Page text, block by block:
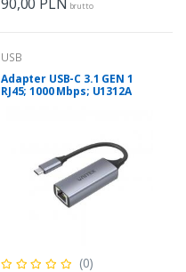
brutto
USB
Adapter USB-C 3.1 GEN 1
RJ45; 1000 Mbps; U1312A
(0)